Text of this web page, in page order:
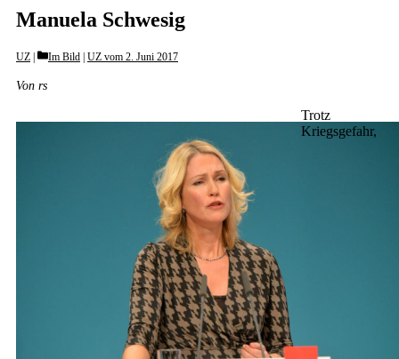
Manuela Schwesig
UZ Categories
Im Bild UZ vom 2. Juni 2017
Von rs
Trotz
Kriegsgefahr,